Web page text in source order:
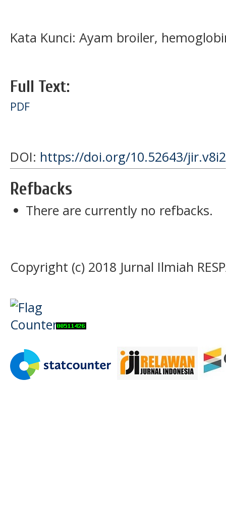
Kata Kunci: Ayam broiler,
Full Text:
PDF
DOI: https://doi.org/10.52643/
Refbacks
There are currently no refbacks.
Copyright (c) 2018 Jurnal Ilmiah